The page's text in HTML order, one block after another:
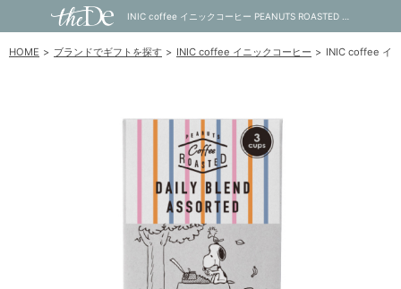
HOME ブランドでギフトを探す INIC coffee イニックコーヒー INIC coffee イ